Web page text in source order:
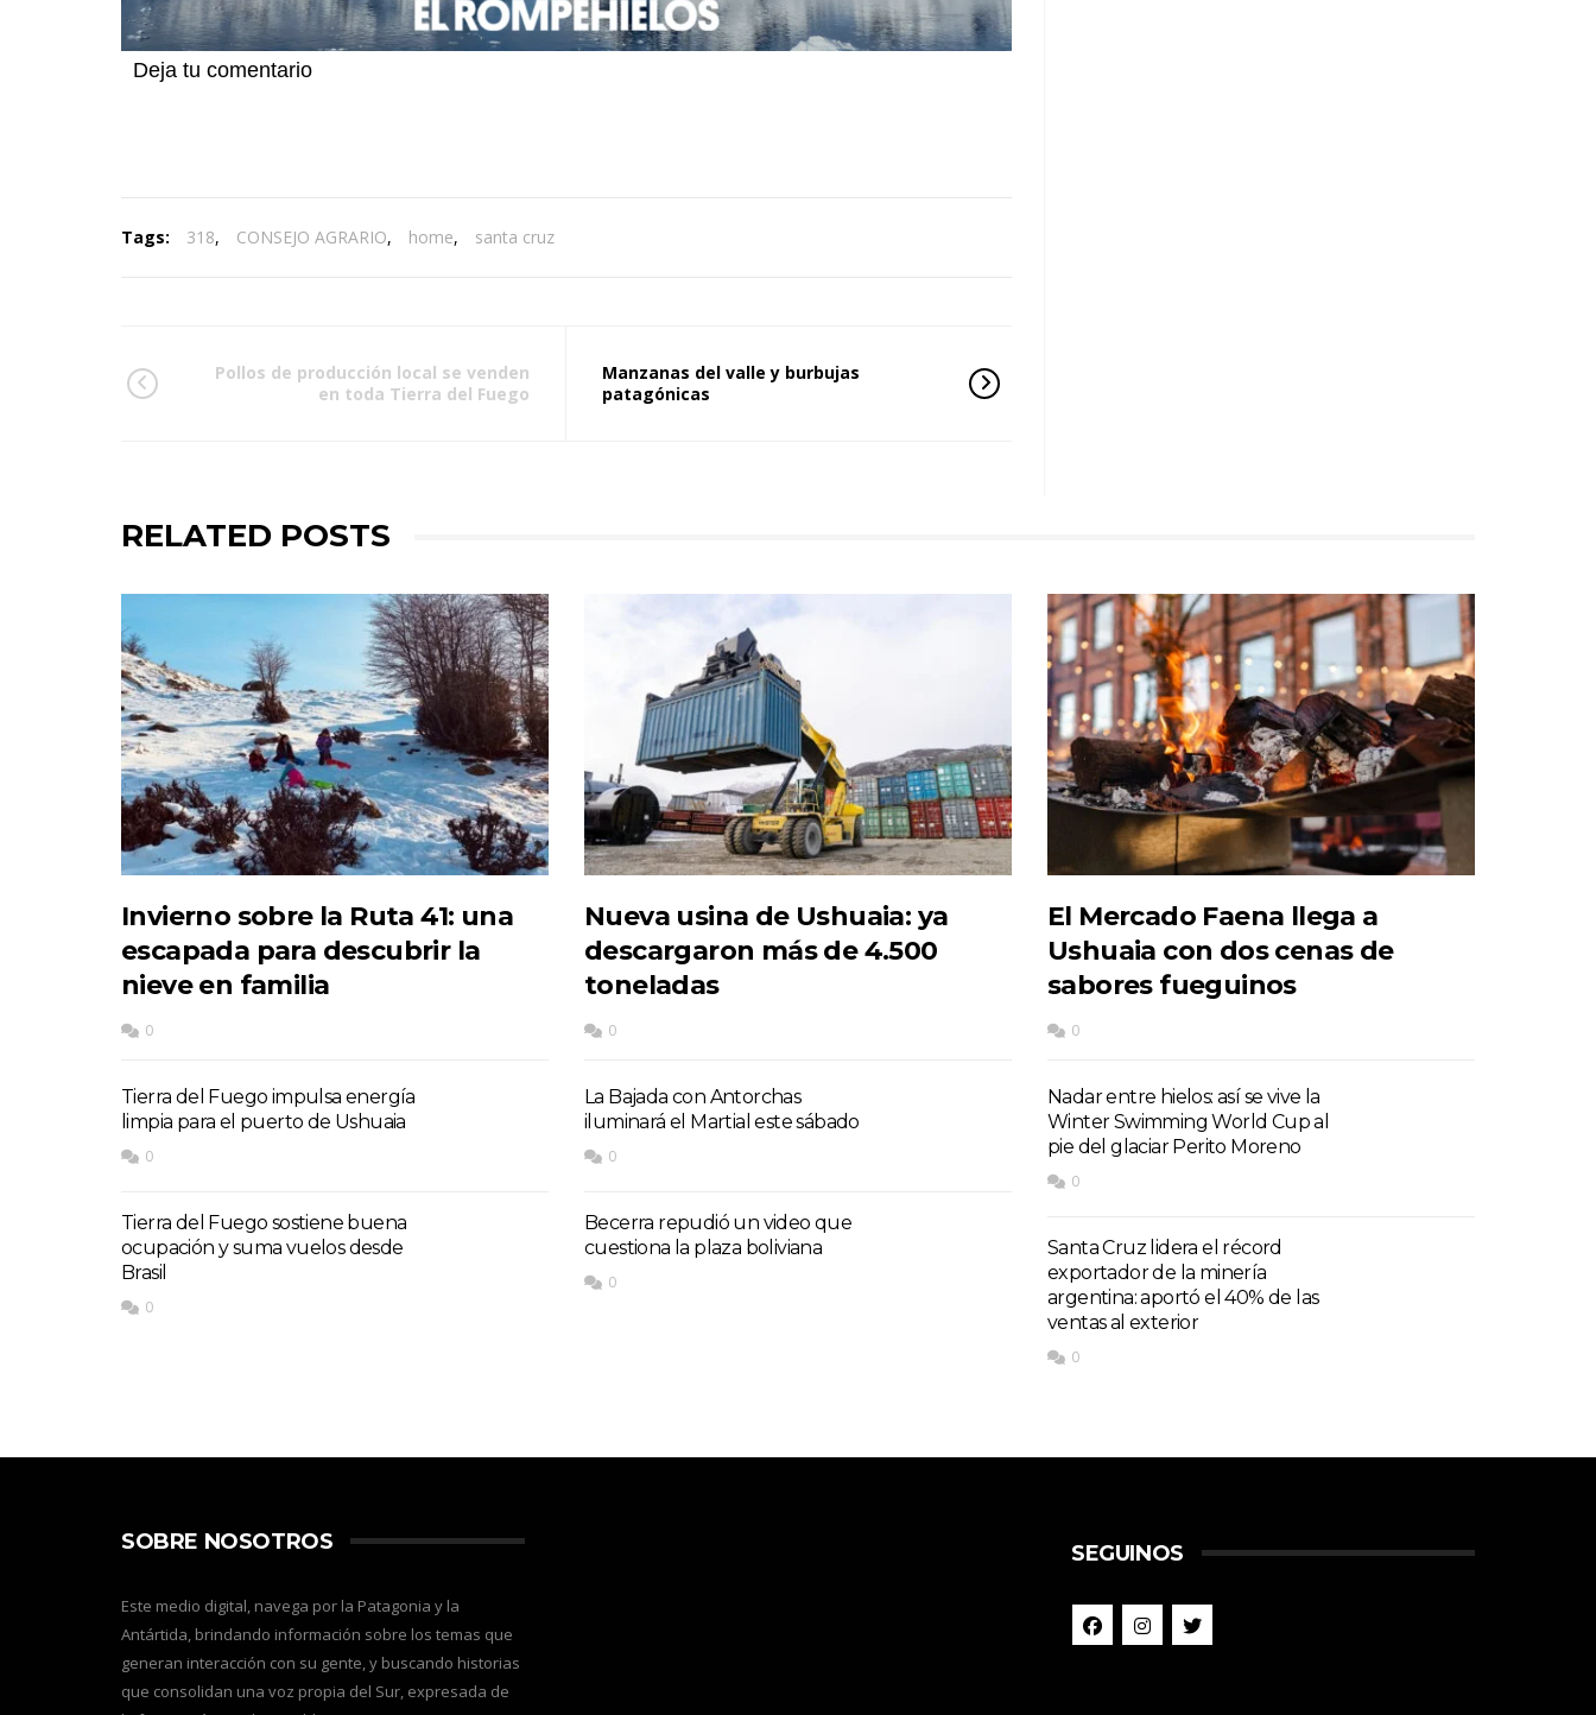
Deja tu comentario
Tags: 318, CONSEJO AGRARIO, home, santa cruz
Pollos de producción local se venden
en toda Tierra del Fuego
Manzanas del valle y burbujas
patagónicas
RELATED POSTS
Invierno sobre la Ruta 41: una
escapada para descubrir la
nieve en familia
0
Tierra del Fuego impulsa energía
limpia para el puerto de Ushuaia
0
Tierra del Fuego sostiene buena
ocupación y suma vuelos desde
Brasil
0
Nueva usina de Ushuaia: ya
descargaron más de 4.500
toneladas
0
La Bajada con Antorchas
iluminará el Martial este sábado
0
Becerra repudió un video que
cuestiona la plaza boliviana
0
El Mercado Faena llega a
Ushuaia con dos cenas de
sabores fueguinos
0
Nadar entre hielos: así se vive la
Winter Swimming World Cup al
pie del glaciar Perito Moreno
0
Santa Cruz lidera el récord
exportador de la minería
argentina: aportó el 40% de las
ventas al exterior
0
SOBRE NOSOTROS
Este medio digital, navega por la Patagonia y la
Antártida, brindando información sobre los temas que
generan interacción con su gente, y buscando historias
que consolidan una voz propia del Sur, expresada de
SEGUINOS